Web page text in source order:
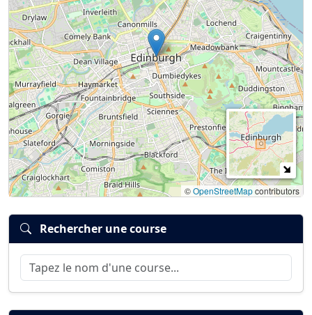
©OpenStreetMapcontributors
Rechercher une course